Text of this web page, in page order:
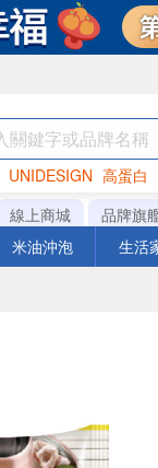
UNIDESIGN 高蛋白
罐頭 咖啡 海苔
線上商城 品牌旗
米油沖泡 生活